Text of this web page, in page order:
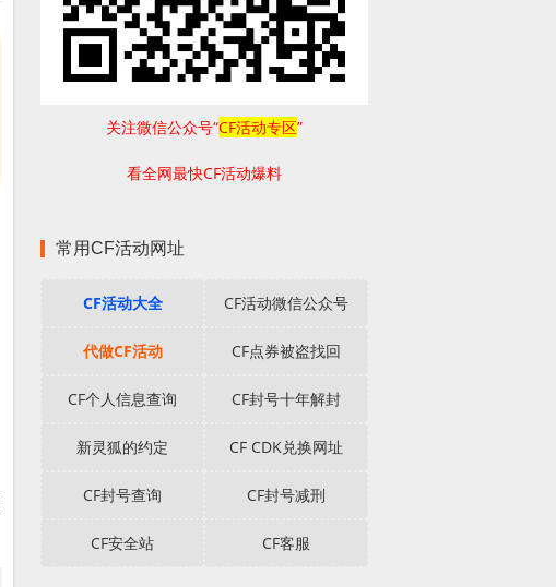
关注微信公众号“CF活动专区”
看全网最快CF活动爆料
常用CF活动网址
CF活动大全 CF活动微信公众号
代做CF活动 CF点券被盗找回
CF个人信息查询 CF封号十年解封
新灵狐的约定 CF CDK兑换网址
CF封号查询 CF封号减刑
CF安全站 CF客服